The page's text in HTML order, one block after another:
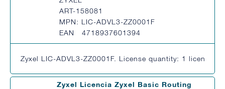
ART-158081
MPN: LIC-ADVL3-ZZ0001F
EAN 4718937601394
Zyxel LIC-ADVL3-ZZ0001F. License quantity: 1
Zyxel Licencia Zyxel Basic Routing